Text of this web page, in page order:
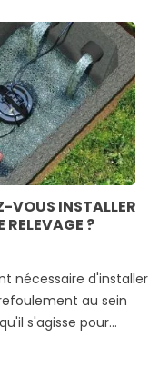
VOUS INSTALLER
RELEVAGE ?
nécessaire d'installer
au sein
s'agisse pour...